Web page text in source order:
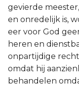
gevierde
en onredelijk is,
eer voor God
heren en
onpartijdige
omdat hij
behandelen